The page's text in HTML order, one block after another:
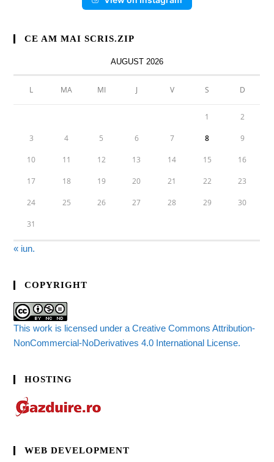
CE AM MAI SCRIS.ZIP
AUGUST 2026
L MA MI J V S D
1 2
3 4 5 6 7 8 9
10 11 12 13 14 15 16
17 18 19 20 21 22 23
24 25 26 27 28 29 30
31
« iun.
COPYRIGHT
This work is licensed under a Creative Commons Attribution-
NonCommercial-NoDerivatives 4.0 International License.
HOSTING
WEB DEVELOPMENT